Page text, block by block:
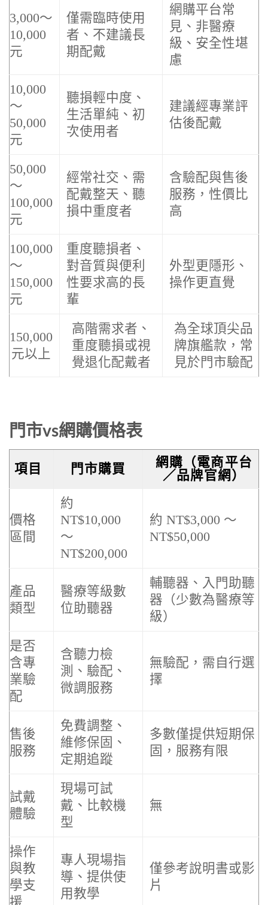
3,000～
10,000
元
僅需臨時使用
者、不建議長
期配戴
網購平台常
見、非醫療
級、安全性堪
慮
10,000
～
50,000
元
聽損輕中度、
生活單純、初
次使用者
建議經專業評
估後配戴
50,000
～
100,000
元
經常社交、需
配戴整天、聽
損中重度者
含驗配與售後
服務，性價比
高
100,000
～
150,000
元
重度聽損者、
對音質與便利
性要求高的長
輩
外型更隱形、
操作更直覺
150,000
元以上
高階需求者、
重度聽損或視
覺退化配戴者
為全球頂尖品
牌旗艦款，常
見於門市驗配
門市vs網購價格表
項目 門市購買
網購（電商平台
／品牌官網）
價格
區間
約
NT$10,000
～
NT$200,000
約 NT$3,000 ～
NT$50,000
產品
類型
醫療等級數
位助聽器
輔聽器、入門助聽
器（少數為醫療等
級）
是否
含專
業驗
配
含聽力檢
測、驗配、
微調服務
無驗配，需自行選
擇
售後
服務
免費調整、
維修保固、
定期追蹤
多數僅提供短期保
固，服務有限
試戴
體驗
現場可試
戴、比較機
型
無
操作
與教
學支
援
專人現場指
導、提供使
用教學
僅參考說明書或影
片